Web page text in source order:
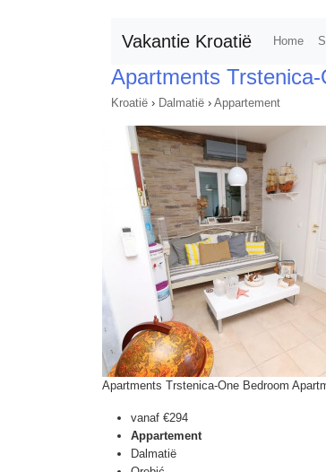
Vakantie Kroatië Home
Apartments
Kroatië › Dalmatië › Appartement
Apartments Trstenica-One Bedroom
vanaf €294
Appartement
Dalmatië